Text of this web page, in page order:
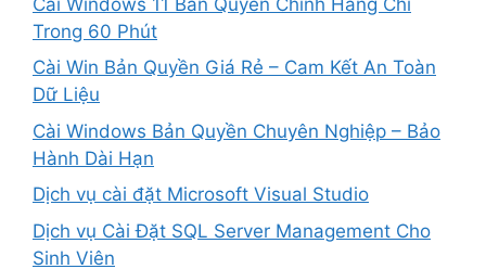
Trong 60 Phút
Cài Win Bản Quyền Giá Rẻ – Cam Kết An Toàn
Dữ Liệu
Cài Windows Bản Quyền Chuyên Nghiệp – Bảo
Hành Dài Hạn
Dịch vụ cài đặt Microsoft Visual Studio
Dịch vụ Cài Đặt SQL Server Management Cho
Sinh Viên